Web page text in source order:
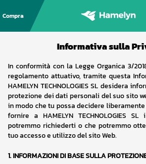
Compra
Informativa sulla
In conformità con la Legge Organica 3/
regolamento attuativo, tramite questa
HAMELYN TECHNOLOGIES SL desidera
protezione dei dati personali del suo sito
in modo che tu possa decidere
fornire a HAMELYN TECHNOLOGIES
potremmo richiederti o che potremmo
tuo accesso e utilizzo del sito Web.
1.INFORMAZIONI DI BASE SULLA